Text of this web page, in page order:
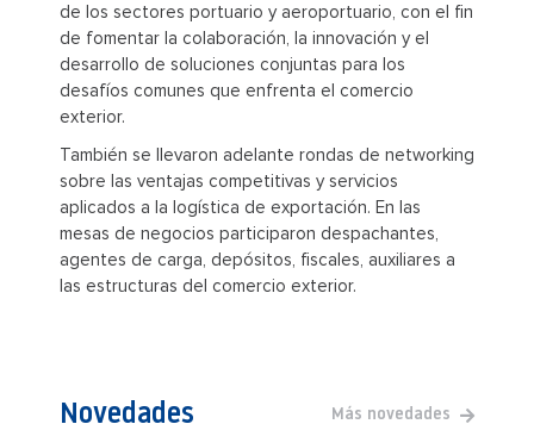
de los sectores portuario y aeroportuario, con el fin
de fomentar la colaboración, la innovación y el
desarrollo de soluciones conjuntas para los
desafíos comunes que enfrenta el comercio
exterior.
También se llevaron adelante rondas de networking
sobre las ventajas competitivas y servicios
aplicados a la logística de exportación. En las
mesas de negocios participaron despachantes,
agentes de carga, depósitos, fiscales, auxiliares a
las estructuras del comercio exterior.
Novedades Más novedades